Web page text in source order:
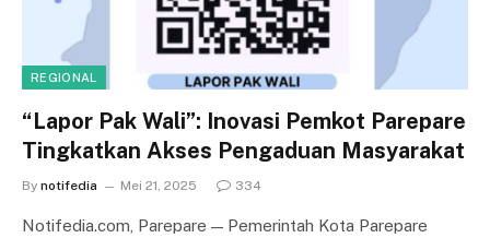
REGIONAL
“Lapor Pak Wali”: Inovasi Pemkot Parepare
Tingkatkan Akses Pengaduan Masyarakat
By notifedia Mei 21, 2025 334
Notifedia.com, Parepare — Pemerintah Kota Parepare